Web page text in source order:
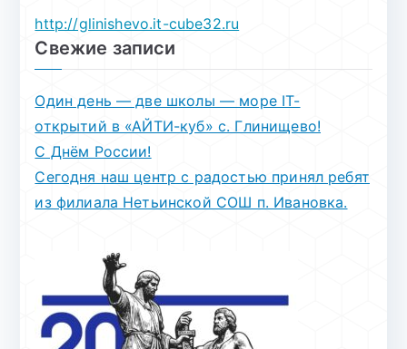
http://glinishevo.it-cube32.ru
Свежие записи
Один день — две школы — море IT-
открытий в «АЙТИ-куб» с. Глинищево!
С Днём России!
Сегодня наш центр с радостью принял ребят
из филиала Нетьинской СОШ п. Ивановка.